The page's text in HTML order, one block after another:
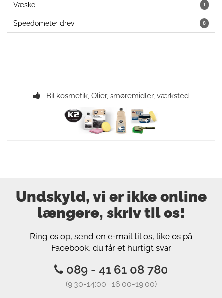
1
Væske
8
Speedometer drev
Bil kosmetik, Olier, smøremidler, værksted
Undskyld, vi er ikke online
længere, skriv til os!
Ring os op, send en e-mail til os, like os på
Facebook, du får et hurtigt svar
089 - 41 61 08 780
(9:30-14:00 16:00-19:00)